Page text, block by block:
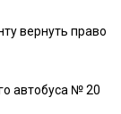
вернуть право
автобуса № 20